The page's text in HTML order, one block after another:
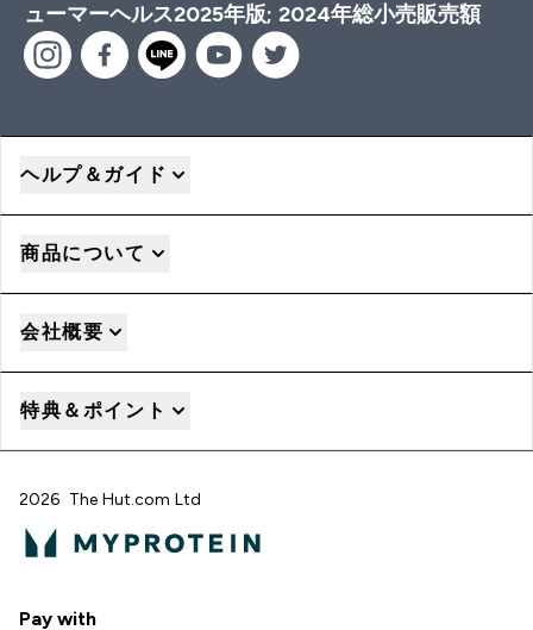
ューマーヘルス2025年版; 2024年総小売販売額
ヘルプ＆ガイド
商品について
会社概要
特典＆ポイント
2026 The Hut.com Ltd
Pay with